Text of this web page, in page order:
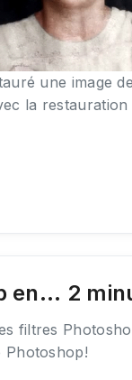
une image
la
en... 2
filtres
Photoshop!